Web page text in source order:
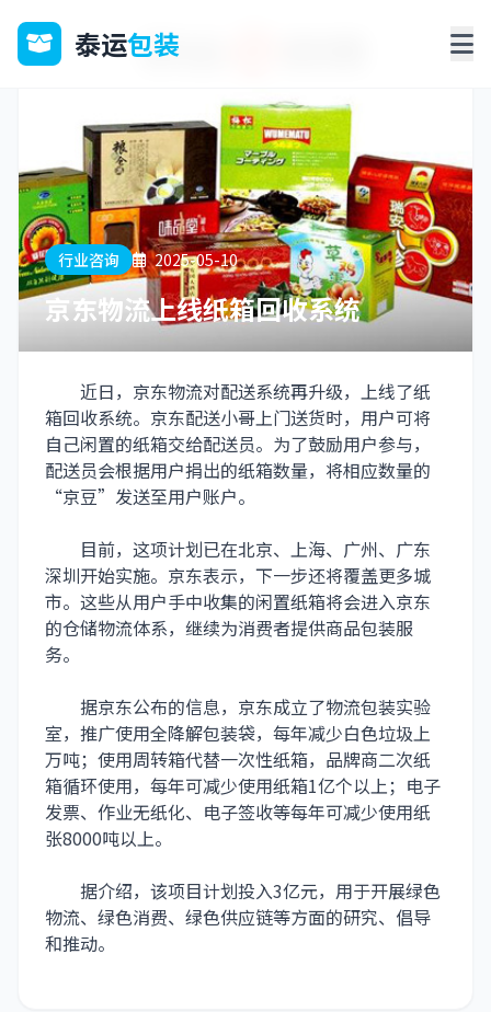
泰运包装
行业咨询 2025-05-10
京东物流上线纸箱回收系统
近日，京东物流对配送系统再升级，上线了纸
箱回收系统。京东配送小哥上门送货时，用户可将
自己闲置的纸箱交给配送员。为了鼓励用户参与，
配送员会根据用户捐出的纸箱数量，将相应数量的
“京豆”发送至用户账户。
目前，这项计划已在北京、上海、广州、广东
深圳开始实施。京东表示，下一步还将覆盖更多城
市。这些从用户手中收集的闲置纸箱将会进入京东
的仓储物流体系，继续为消费者提供商品包装服
务。
据京东公布的信息，京东成立了物流包装实验
室，推广使用全降解包装袋，每年减少白色垃圾上
万吨；使用周转箱代替一次性纸箱，品牌商二次纸
箱循环使用，每年可减少使用纸箱1亿个以上；电子
发票、作业无纸化、电子签收等每年可减少使用纸
张8000吨以上。
据介绍，该项目计划投入3亿元，用于开展绿色
物流、绿色消费、绿色供应链等方面的研究、倡导
和推动。